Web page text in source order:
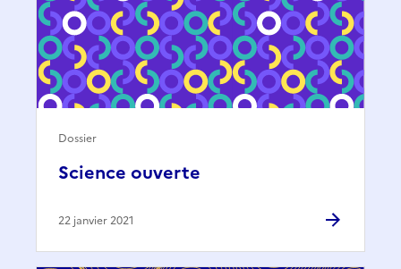
Science ouverte
Dossier
22 janvier 2021